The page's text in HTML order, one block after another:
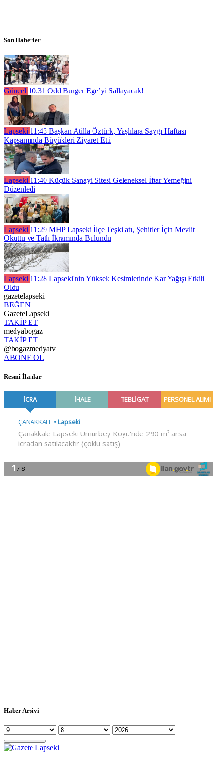
Son Haberler
Güncel 10:31 Odd Burger Ege’yi Sallayacak!
Lapseki 11:43 Başkan Atilla Öztürk, Yaşlılara Saygı Haftası
Kapsamında Büyükleri Ziyaret Etti
Lapseki 11:40 Küçük Sanayi Sitesi Geleneksel İftar Yemeğini
Düzenledi
Lapseki 11:29 MHP Lapseki İlçe Teşkilatı, Şehitler İçin Mevlit
Okuttu ve Tatlı İkramında Bulundu
Lapseki 11:28 Lapseki'nin Yüksek Kesimlerinde Kar Yağışı Etkili
Oldu
gazetelapseki
BEĞEN
GazeteLapseki
TAKİP ET
medyabogaz
TAKİP ET
@bogazmedyatv
ABONE OL
Resmî İlanlar
Haber Arşivi